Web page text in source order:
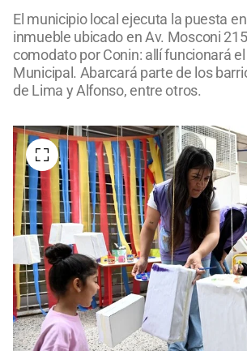
El municipio local ejecuta la puesta
inmueble ubicado en Av. Mosconi
comodato por Conin: allí funcionará
Municipal. Abarcará parte de los
de Lima y Alfonso, entre otros.